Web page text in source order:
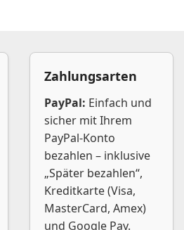
Zahlungsarten
PayPal: Einfach und
sicher mit Ihrem
PayPal-Konto
bezahlen – inklusive
„Später bezahlen“,
Kreditkarte (Visa,
MasterCard, Amex)
und Google Pay.